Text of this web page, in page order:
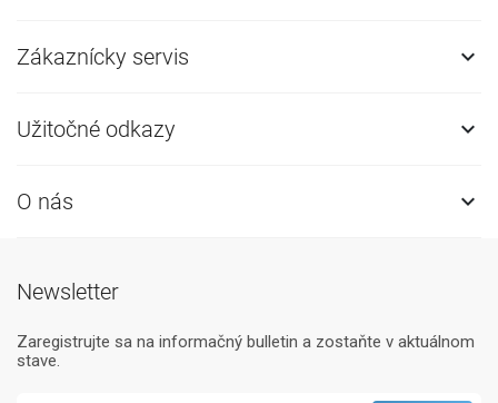
Zákaznícky servis 
Užitočné odkazy 
O nás 
Newsletter
Zaregistrujte sa na informačný bulletin a zostaňte v aktuálnom
stave.